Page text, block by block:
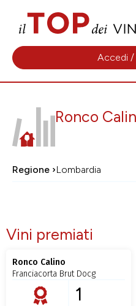
Accedi /
Ronco
Regione ›Lombardia
Vini premiati
Ronco Calino
Franciacorta Brut Docg
1